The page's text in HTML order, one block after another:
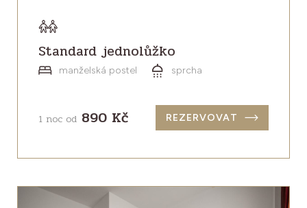
Standard jednolůžko
manželská postel sprcha
1 noc od 890 Kč REZERVOVAT